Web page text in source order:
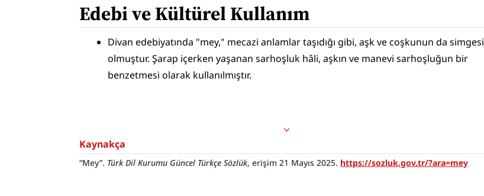
Edebi ve Kültürel Kullanım
Divan edebiyatında "mey," mecazi anlamlar taşıdığı gibi, aşk ve coşkunun da simgesi
olmuştur. Şarap içerken yaşanan sarhoşluk hâli, aşkın ve manevi sarhoşluğun bir
benzetmesi olarak kullanılmıştır.
Kaynakça
“Mey”. Türk Dil Kurumu Güncel Türkçe Sözlük, erişim 21 Mayıs 2025. https://sozluk.gov.tr/?ara=mey